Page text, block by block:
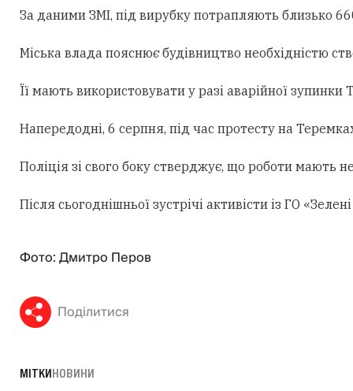
За даними ЗМІ, під вирубку потрапляють близько
Міська влада пояснює будівництво необхідністю
Її мають використовувати у разі аварійної
Напередодні, 6 серпня, під час протесту на
Поліція зі свого боку стверджує, що роботи мають
Після сьогоднішньої зустрічі активісти із ГО
Фото: Дмитро Перов
Поділитися
МІТКИНОВИНИ